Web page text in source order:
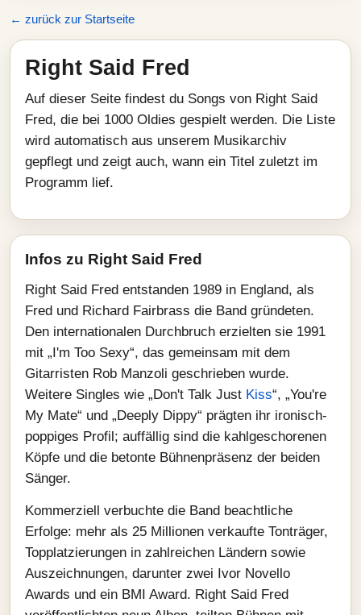
← zurück zur Startseite
Right Said Fred
Auf dieser Seite findest du Songs von Right Said
Fred, die bei 1000 Oldies gespielt werden. Die Liste
wird automatisch aus unserem Musikarchiv
gepflegt und zeigt auch, wann ein Titel zuletzt im
Programm lief.
Infos zu Right Said Fred
Right Said Fred entstanden 1989 in England, als
Fred und Richard Fairbrass die Band gründeten.
Den internationalen Durchbruch erzielten sie 1991
mit „I'm Too Sexy“, das gemeinsam mit dem
Gitarristen Rob Manzoli geschrieben wurde.
Weitere Singles wie „Don't Talk Just Kiss“, „You're
My Mate“ und „Deeply Dippy“ prägten ihr ironisch-
poppiges Profil; auffällig sind die kahlgeschorenen
Köpfe und die betonte Bühnenpräsenz der beiden
Sänger.
Kommerziell verbuchte die Band beachtliche
Erfolge: mehr als 25 Millionen verkaufte Tonträger,
Topplatzierungen in zahlreichen Ländern sowie
Auszeichnungen, darunter zwei Ivor Novello
Awards und ein BMI Award. Right Said Fred